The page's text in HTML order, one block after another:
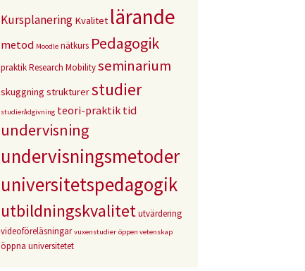
Kursplanering Kvalitet lärande
metod Moodle nätkurs Pedagogik
praktikResearch Mobilityseminarium
skuggning strukturerstudier
studierådgivning teori-praktik tid
undervisning
undervisningsmetoder
universitetspedagogik
utbildningskvalitetutvärdering
videoföreläsningar vuxenstudier öppen vetenskap
öppna universitetet